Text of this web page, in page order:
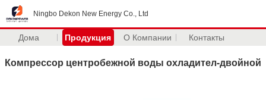
Ningbo Dekon New Energy Co., Ltd
Дома Продукция О Компании Контакты
Компрессор центробежной воды охладител-двойной